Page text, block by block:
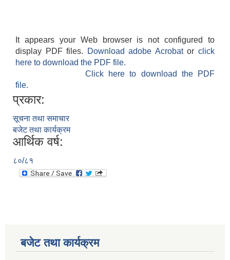
It appears your Web browser is not configured to
display PDF files.
Download adobe Acrobatorclick
here to download the PDF file.
Click here to download the PDF
file.
प्रकार:
सूचना तथा समाचार
बजेट तथा कार्यक्रम
आर्थिक वर्ष:
८०/८१
बजेट तथा कार्यक्रम